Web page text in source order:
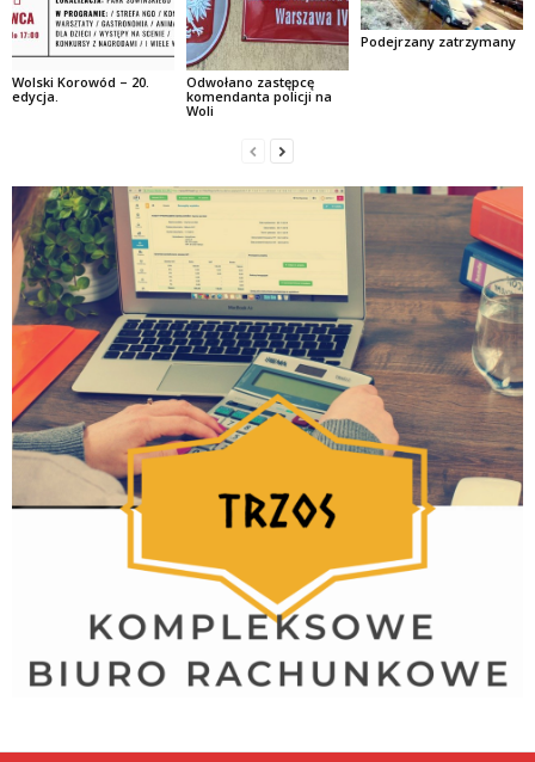
Wolski Korowód – 20.
edycja.
Odwołano zastępcę
komendanta policji na
Woli
Podejrzany zatrzymany